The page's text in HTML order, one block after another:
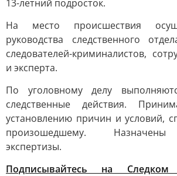
13-летний подросток.
На место происшествия
руководства следственного
следователей-криминалистов,
и эксперта.
По уголовному делу
следственные действия.
установлению причин и условий,
произошедшему.
экспертизы.
Подписывайтесь на Следком